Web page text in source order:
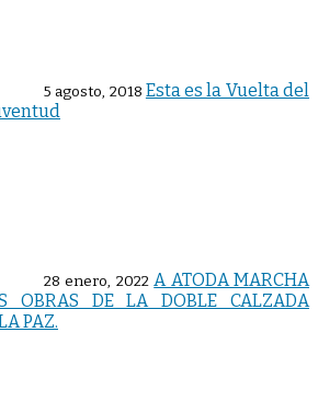
5 agosto, 2018 Esta es la Vuelta del
28 enero, 2022 A ATODA MARCHA
OBRAS DE LA DOBLE CALZADA
PAZ.